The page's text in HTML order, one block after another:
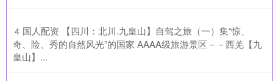
4 ​国人配资 【四川：北川.九皇山】自驾之旅（一）集“惊、
奇、险、秀的自然风光”的国家 AAAA级旅游景区－－西羌【九
皇山】...